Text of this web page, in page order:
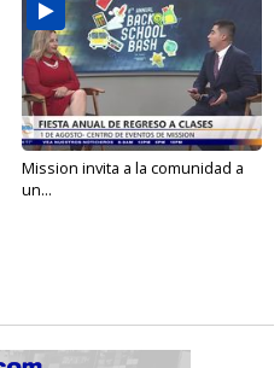
Mission invita a la comunidad a
un...